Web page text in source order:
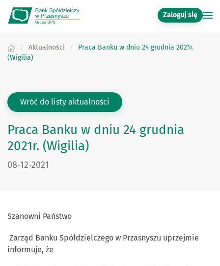
Zaloguj się
Aktualności
Praca Banku w dniu 24 grudnia 2021r.
(Wigilia)
Wróć do listy aktualności
Praca Banku w dniu 24 grudnia
2021r. (Wigilia)
DATA PUBLIKACJI:
08-12-2021
Szanowni Państwo
Zarząd Banku Spółdzielczego w Przasnyszu uprzejmie
informuje, że